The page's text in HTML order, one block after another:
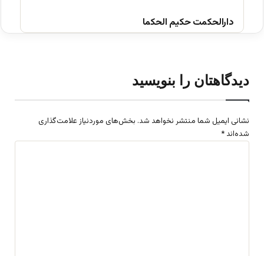
دارالحکمت حکیم الحکما
دیدگاهتان را بنویسید
نشانی ایمیل شما منتشر نخواهد شد. بخش‌های موردنیاز علامت‌گذاری
شده‌اند *